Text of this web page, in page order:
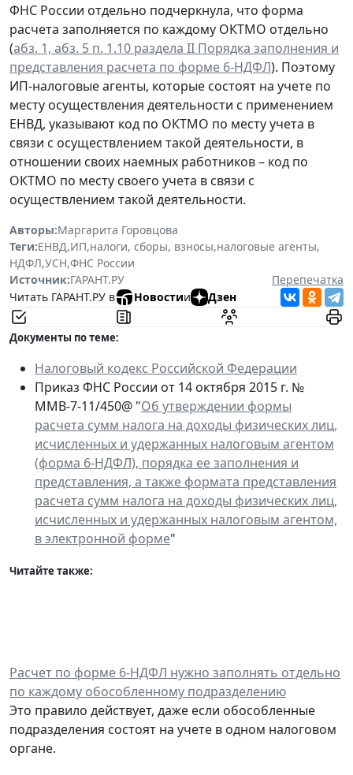
ФНС России отдельно подчеркнула, что форма
расчета заполняется по каждому ОКТМО отдельно
(абз. 1, абз. 5 п. 1.10 раздела II Порядка заполнения и
представления расчета по форме 6-НДФЛ). Поэтому
ИП-налоговые агенты, которые состоят на учете по
месту осуществления деятельности с применением
ЕНВД, указывают код по ОКТМО по месту учета в
связи с осуществлением такой деятельности, в
отношении своих наемных работников – код по
ОКТМО по месту своего учета в связи с
осуществлением такой деятельности.
Авторы:Маргарита Горовцова
Теги:ЕНВД,ИП,налоги, сборы, взносы,налоговые агенты,
НДФЛ,УСН,ФНС России
Источник:ГАРАНТ.РУ
Перепечатка
Читать ГАРАНТ.РУ в
Новостии Дзен
Документы по теме:
Налоговый кодекс Российской Федерации
Приказ ФНС России от 14 октября 2015 г. №
ММВ-7-11/450@ "Об утверждении формы
расчета сумм налога на доходы физических лиц,
исчисленных и удержанных налоговым агентом
(форма 6-НДФЛ), порядка ее заполнения и
представления, а также формата представления
расчета сумм налога на доходы физических лиц,
исчисленных и удержанных налоговым агентом,
в электронной форме"
Читайте также:
Расчет по форме 6-НДФЛ нужно заполнять отдельно
по каждому обособленному подразделению
Это правило действует, даже если обособленные
подразделения состоят на учете в одном налоговом
органе.